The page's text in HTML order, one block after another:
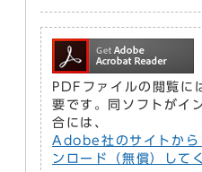
PDFファイルの閲覧
要です。同ソフトがイ
合には、
Adobe社のサイトか
ンロード（無償）して